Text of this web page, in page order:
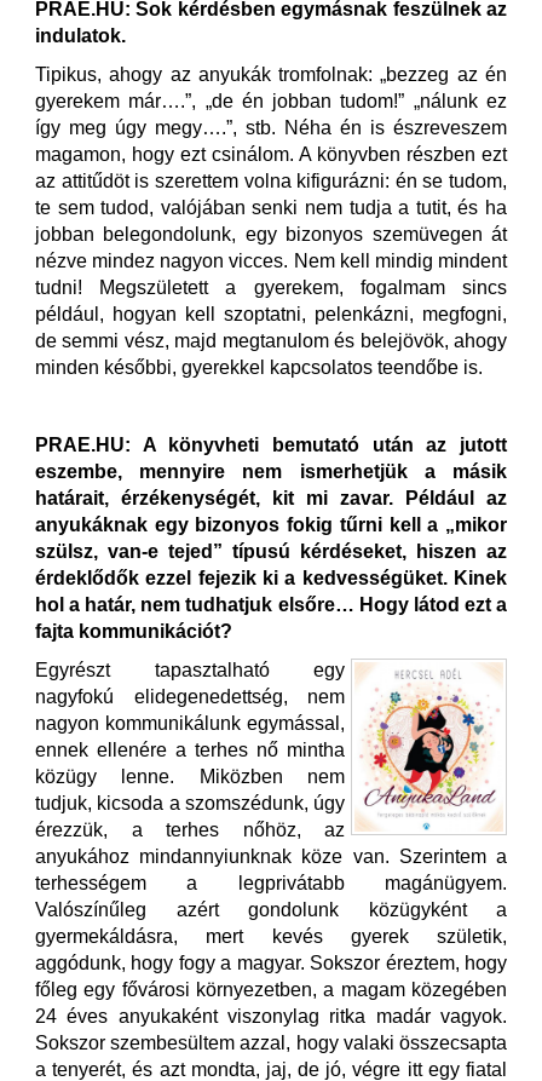
PRAE.HU: Sok kérdésben egymásnak feszülnek az
indulatok.
Tipikus, ahogy az anyukák tromfolnak: „bezzeg az én
gyerekem már….”, „de én jobban tudom!” „nálunk ez
így meg úgy megy….”, stb. Néha én is észreveszem
magamon, hogy ezt csinálom. A könyvben részben ezt
az attitűdöt is szerettem volna kifigurázni: én se tudom,
te sem tudod, valójában senki nem tudja a tutit, és ha
jobban belegondolunk, egy bizonyos szemüvegen át
nézve mindez nagyon vicces. Nem kell mindig mindent
tudni! Megszületett a gyerekem, fogalmam sincs
például, hogyan kell szoptatni, pelenkázni, megfogni,
de semmi vész, majd megtanulom és belejövök, ahogy
minden későbbi, gyerekkel kapcsolatos teendőbe is.
PRAE.HU: A könyvheti bemutató után az jutott
eszembe, mennyire nem ismerhetjük a másik
határait, érzékenységét, kit mi zavar. Például az
anyukáknak egy bizonyos fokig tűrni kell a „mikor
szülsz, van-e tejed” típusú kérdéseket, hiszen az
érdeklődők ezzel fejezik ki a kedvességüket. Kinek
hol a határ, nem tudhatjuk elsőre… Hogy látod ezt a
fajta kommunikációt?
Egyrészt tapasztalható egy
nagyfokú elidegenedettség, nem
nagyon kommunikálunk egymással,
ennek ellenére a terhes nő mintha
közügy lenne. Miközben nem
tudjuk, kicsoda a szomszédunk, úgy
érezzük, a terhes nőhöz, az
anyukához mindannyiunknak köze van. Szerintem a
terhességem a legprivátabb magánügyem.
Valószínűleg azért gondolunk közügyként a
gyermekáldásra, mert kevés gyerek születik,
aggódunk, hogy fogy a magyar. Sokszor éreztem, hogy
főleg egy fővárosi környezetben, a magam közegében
24 éves anyukaként viszonylag ritka madár vagyok.
Sokszor szembesültem azzal, hogy valaki összecsapta
a tenyerét, és azt mondta, jaj, de jó, végre itt egy fiatal